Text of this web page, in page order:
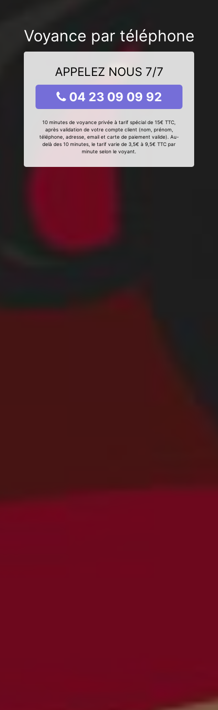
Voyance par téléphone
APPELEZ NOUS 7/7
04 23 09 09 92
10 minutes de voyance privée à tarif spécial de 15€ TTC,
après validation de votre compte client (nom, prénom,
téléphone, adresse, email et carte de paiement valide). Au-
delà des 10 minutes, le tarif varie de 3,5€ à 9,5€ TTC par
minute selon le voyant.